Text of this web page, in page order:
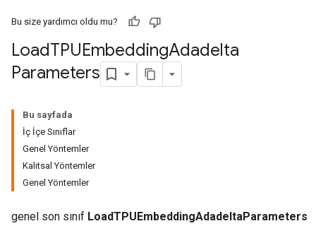
Bu size yardımcı oldu mu?
LoadTPUEmbeddingAdadelta
Parameters
Bu sayfada
İç İçe Sınıflar
Genel Yöntemler
Kalıtsal Yöntemler
Genel Yöntemler
genel son sınıf LoadTPUEmbeddingAdadeltaParameters